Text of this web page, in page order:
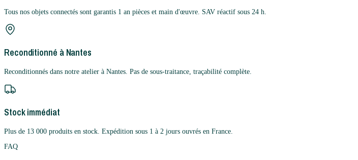
Tous nos objets connectés sont garantis 1 an pièces et main d'œuvre. SAV réactif sous 24 h.
Reconditionné à Nantes
Reconditionnés dans notre atelier à Nantes. Pas de sous-traitance, traçabilité complète.
Stock immédiat
Plus de 13 000 produits en stock. Expédition sous 1 à 2 jours ouvrés en France.
FAQ